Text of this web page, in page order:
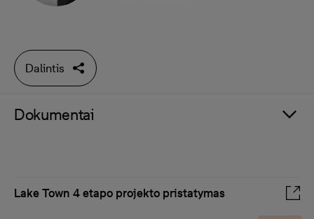
Dalintis
Dokumentai
Lake Town 4 etapo projekto pristatymas